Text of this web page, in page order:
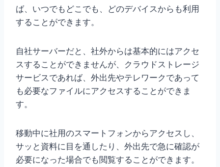
ば、いつでもどこでも、どのデバイスからも利用
することができます。
自社サーバーだと、社外からは基本的にはアクセ
スすることができませんが、クラウドストレージ
サービスであれば、外出先やテレワークであって
も必要なファイルにアクセスすることができま
す。
移動中に社用のスマートフォンからアクセスし、
サッと資料に目を通したり、外出先で急に確認が
必要になった場合でも閲覧することができます。